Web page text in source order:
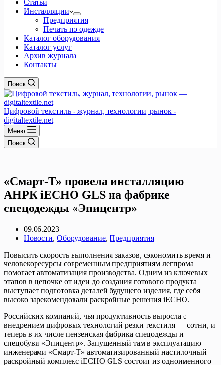
Статьи
Инсталляции
Предприятия
Печать по одежде
Каталог оборудования
Каталог услуг
Архив журнала
Контакты
Поиск
Цифровой текстиль - журнал, технологии, рынок -
digitaltextile.net
Меню
Поиск
«Смарт-Т» провела инсталляцию
АНРК iECHO GLS на фабрике
спецодежды «Эпицентр»
09.06.2023
Новости, Оборудование, Предприятия
Повысить скорость выполнения заказов, сэкономить время и
человекоресурсы современным предприятиям легпрома
помогает автоматизация производства. Одним из ключевых
этапов в цепочке от идеи до создания готового продукта
выступает подготовка деталей будущего изделия, где себя
высоко зарекомендовали раскройные решения iECHO.
Российских компаний, чья продуктивность выросла с
внедрением цифровых технологий резки текстиля — сотни, и
теперь в их числе пензенская фабрика спецодежды и
спецобуви «Эпицентр». Запущенный там в эксплуатацию
инженерами «Смарт-Т» автоматизированный настилочный
раскройный комплекс iECHO GLS состоит из одноименного